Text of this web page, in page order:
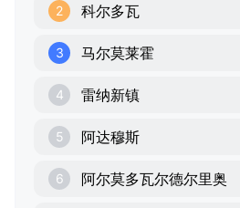
2 科尔多瓦
3 马尔莫莱霍
4 雷纳新镇
5 阿达穆斯
6 阿尔莫多瓦尔德尔里奥